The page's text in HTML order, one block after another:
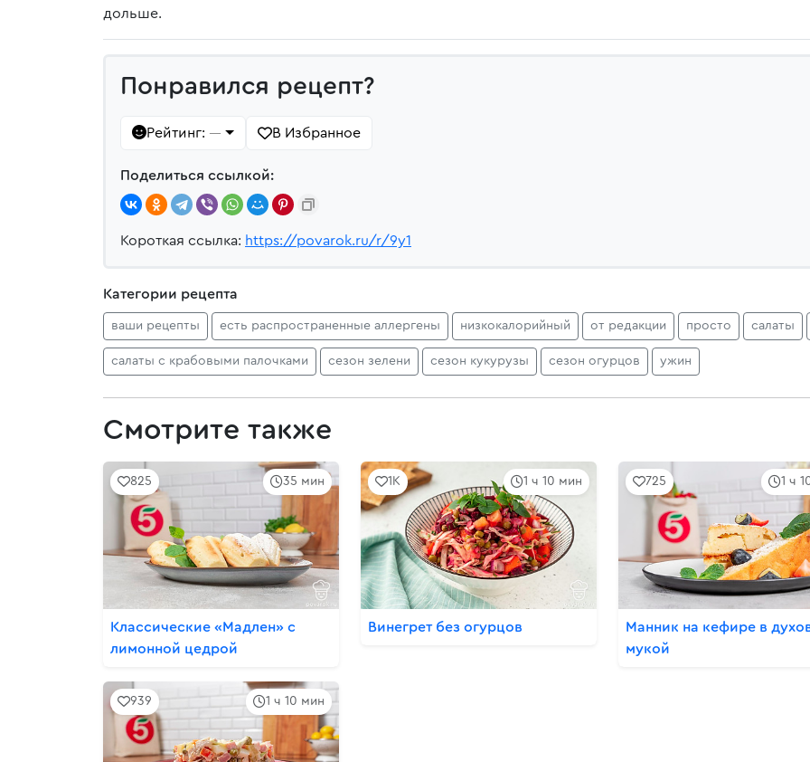
дольше.
Понравился рецепт?
Рейтинг: — В Избранное
Поделиться ссылкой:
Короткая ссылка: https://povarok.ru/r/9y1
Категории рецепта
ваши рецепты есть распространенные аллергены низкокалорийный от редакции просто салаты
салаты с крабовыми палочками сезон зелени сезон кукурузы сезон огурцов ужин
Смотрите также
35 мин
825
Классические «Мадлен» с
лимонной цедрой
1 ч 10 мин
1K
Винегрет без огурцов
1 ч
725
Манник на кефире в
мукой
1 ч 10 мин
939